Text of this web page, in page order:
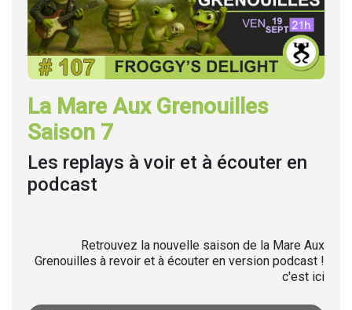
La Mare Aux Grenouilles
Saison 7
Les replays à voir et à écouter en
podcast
Retrouvez la nouvelle saison de la Mare Aux
Grenouilles à revoir et à écouter en version podcast !
c'est ici